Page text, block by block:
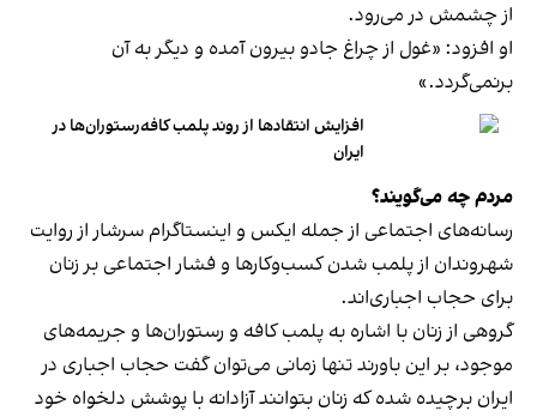
از چشمش در می‌رود.
او افزود: «غول از چراغ جادو بیرون آمده و دیگر به آن
برنمی‎‌گردد.»
افزایش انتقادها از روند پلمب کافه‌رستوران‌ها در
ایران
مردم چه می‌گویند؟
رسانه‎‌های اجتماعی از جمله ایکس و اینستاگرام سرشار از روایت
شهروندان از پلمب شدن کسب‌وکارها و فشار اجتماعی بر زنان
برای حجاب اجباری‌اند.
گروهی از زنان با اشاره به پلمب کافه و رستوران‌ها و جریمه‌های
موجود، بر این باورند تنها زمانی می‌توان گفت حجاب اجباری در
ایران برچیده شده که زنان بتوانند آزادانه با پوشش دلخواه خود